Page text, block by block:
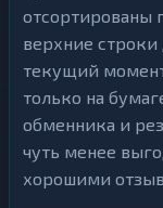
отсортированы
верхние
текущий
только на
обменника и
чуть менее
хорошими